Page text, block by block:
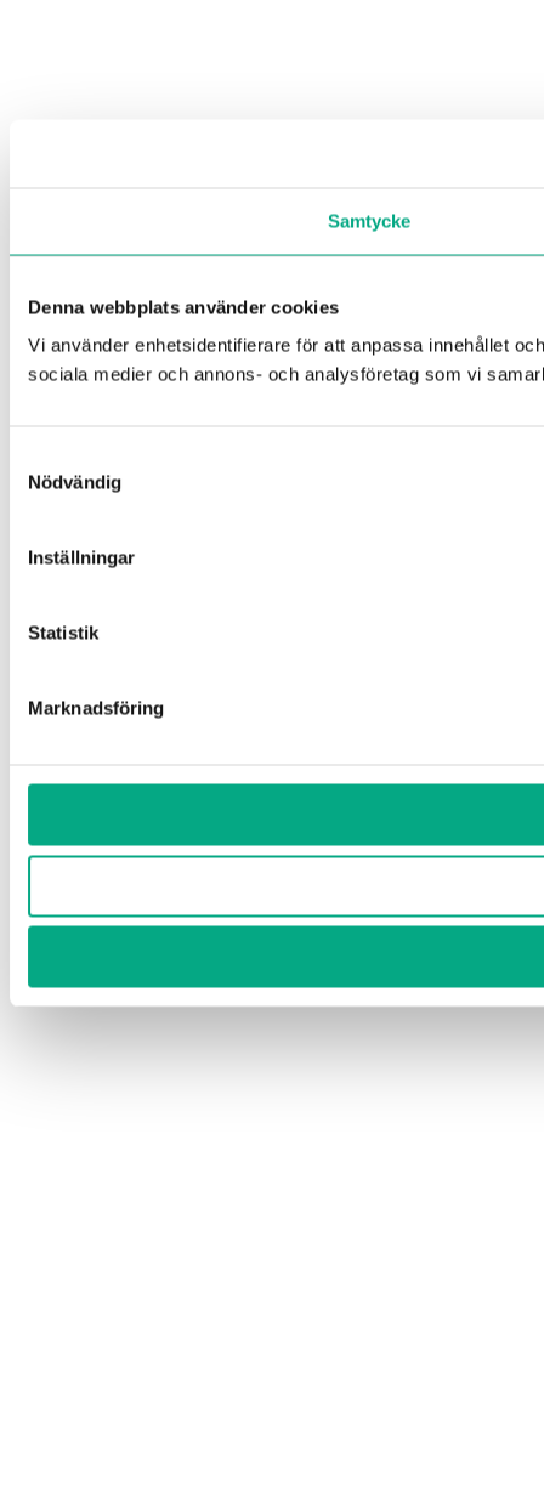
Samtycke
Denna webbplats använder cookies
Vi använder enhetsidentifierare för att anpassa innehållet
sociala medier och annons- och analysföretag som vi
Nödvändig
Inställningar
Statistik
Marknadsföring